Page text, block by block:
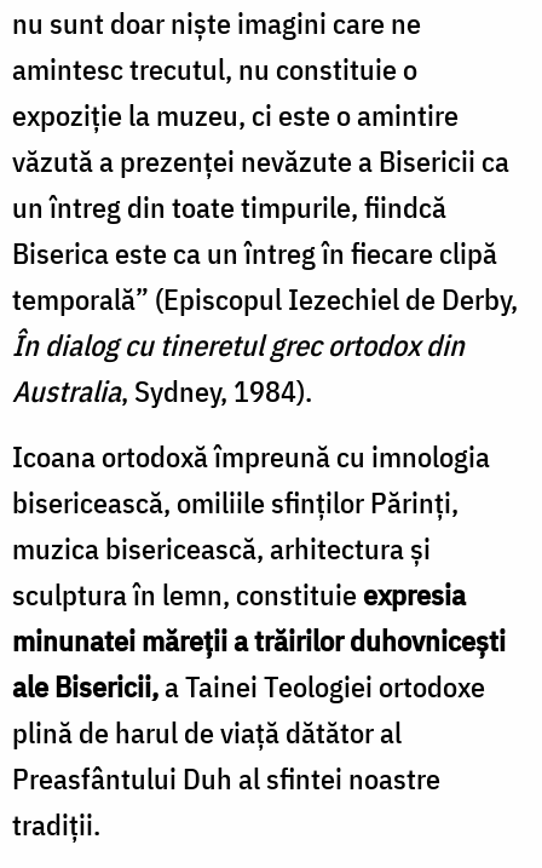
nu sunt doar niște imagini care ne
amintesc trecutul, nu constituie o
expoziție la muzeu, ci este o amintire
văzută a prezenței nevăzute a Bisericii ca
un întreg din toate timpurile, fiindcă
Biserica este ca un întreg în fiecare clipă
temporală” (Episcopul Iezechiel de Derby,
În dialog cu tineretul grec ortodox din
Australia, Sydney, 1984).
Icoana ortodoxă împreună cu imnologia
bisericească, omiliile sfinților Părinți,
muzica bisericească, arhitectura și
sculptura în lemn, constituieexpresia
minunatei măreții a trăirilor duhovnicești
ale Bisericii,a Tainei Teologiei ortodoxe
plină de harul de viață dătător al
Preasfântului Duh al sfintei noastre
tradiții.